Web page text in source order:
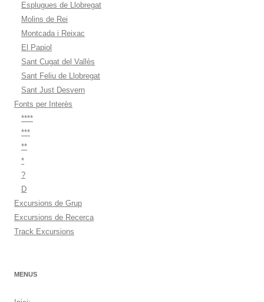
Esplugues de Llobregat
Molins de Rei
Montcada i Reixac
El Papiol
Sant Cugat del Vallès
Sant Feliu de Llobregat
Sant Just Desvern
Fonts per Interès
****
***
**
*
?
D
Excursions de Grup
Excursions de Recerca
Track Excursions
MENUS